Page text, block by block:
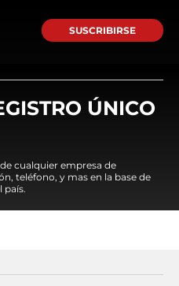
SUSCRIBIRSE
ÚNICO
cualquier empresa de
teléfono, y mas en la base de
país.